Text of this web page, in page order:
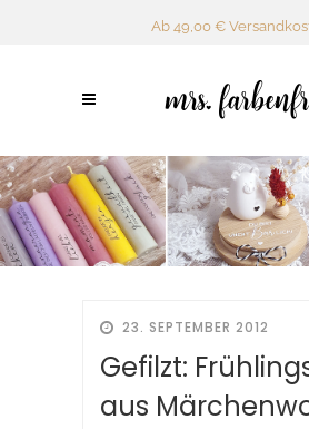
Ab 49,00 €
23. SEPTEMBER 2012
Gefilzt:
aus